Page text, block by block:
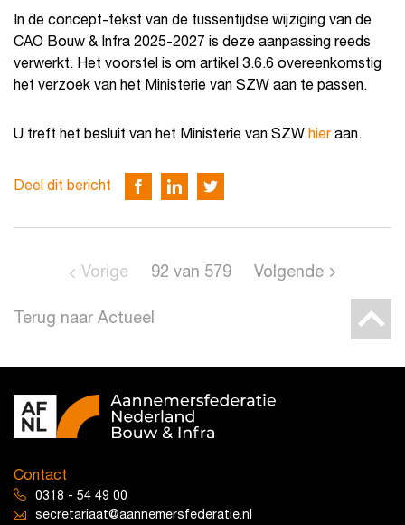
In de concept-tekst van de tussentijdse wijziging van de
CAO Bouw & Infra 2025-2027 is deze aanpassing reeds
verwerkt. Het voorstel is om artikel 3.6.6 overeenkomstig
het verzoek van het Ministerie van SZW aan te passen.
U treft het besluit van het Ministerie van SZW hieraan.
Deel dit bericht
Terug naar Actueel
Vorige 92 van 579 Volgende
Contact
0318 - 54 49 00
secretariaat@aannemersfederatie.nl